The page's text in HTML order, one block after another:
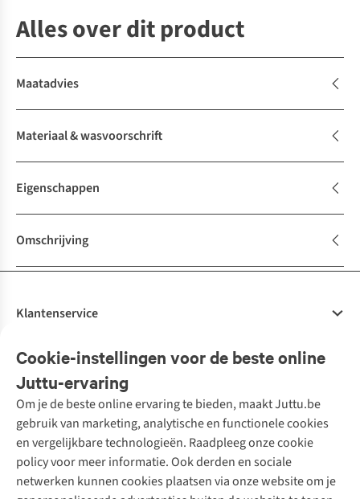
Alles over dit product
Maatadvies
Materiaal & wasvoorschrift
Eigenschappen
Omschrijving
Cookie-instellingen voor de beste online
Juttu-ervaring
Om je de beste online ervaring te bieden, maakt Juttu.be
gebruik van marketing, analytische en functionele cookies
en vergelijkbare technologieën. Raadpleeg onze cookie
policy voor meer informatie. Ook derden en sociale
netwerken kunnen cookies plaatsen via onze website om je
Klantenservice
Bestellen
Betalen
10% studentenkorting
Klarna - achteraf betalen
Levering
Retourneren
Bestelling herroepen
Onze diensten
Tweedehands - ReJUsed
Kledingatelier
Personal shopping
Textielbox
Events / workshops
Juttu
Over ons
Juttu Friends
Inspiratie
Merken
Nathalie Vleeschouwer